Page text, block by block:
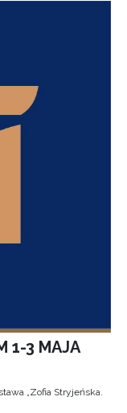
1-3 MAJA
„Zofia Stryjeńska.